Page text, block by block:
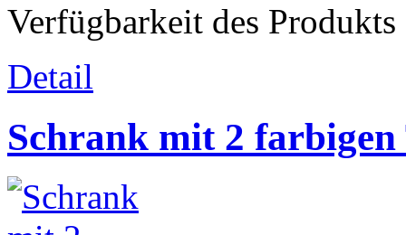
Verfügbarkeit des Produkts
Detail
Schrank mit 2